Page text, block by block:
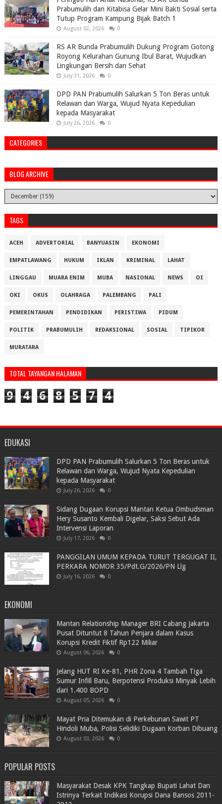
Prabumulih dan Kitabisa Gelar Mini Bakti Sosial serta
Tutup Program Kampung Bijak Batch 1
August 02, 2026 0
RS AR Bunda Prabumulih Dukung Program Gotong
Royong Kelurahan Gunung Ibul Barat, Wujudkan
Lingkungan Bersih dan Sehat
July 31, 2026 0
DPD PAN Prabumulih Salurkan 5 Ton Beras untuk
Relawan dan Warga, Wujud Nyata Kepedulian
kepada Masyarakat
July 26, 2026 0
CATEGORIES
BLOG ARCHIVE
TAGS
ACEH ADVERTORIAL BANYUASIN EKONOMI
EMPATLAWANG HUKUM IKLAN KRIMINAL LAHAT
LINGGAU MUARA ENIM MUBA NASIONAL NEWS OI
OKI OKUS OLAHRAGA PALEMBANG PALI
PEMERINTAHAN PENDIDIKAN PERISTIWA PIDUM
POLITIK PRABUMULIH REDAKSIONAL SOSIAL TIPIKOR
MURATARA
TOTAL TAYANGAN HALAMAN
9 4 6 8 5 7 4
EDUKASI
DPD PAN Prabumulih Salurkan 5 Ton Beras untuk
Relawan dan Warga, Wujud Nyata Kepedulian
kepada Masyarakat
July 26, 2026 0
Sidang Dugaan Korupsi Mantan Ketua Ombudsman
Hery Susanto Kembali Digelar, Saksi Sebut Ada
Intervensi Laporan
July 17, 2026 0
PANGGILAN UMUM KEPADA TURUT TERGUGAT II,
PERKARA NOMOR 35/Pdt.G/2026/PN Llg
July 16, 2026 0
EKONOMI
Mantan Relationship Manager BRI Cabang Jakarta
Pusat Dituntut 8 Tahun Penjara dalam Kasus
Korupsi Kredit Fiktif Rp122 Miliar
August 06, 2026 0
Jelang HUT RI Ke-81, PHR Zona 4 Tambah Tiga
Sumur Infill Baru, Berpotensi Produksi Minyak Lebih
dari 1.400 BOPD
August 05, 2026 0
Mayat Pria Ditemukan di Perkebunan Sawit PT
Hindoli Muba, Polisi Selidiki Dugaan Korban Dibuang
August 03, 2026 0
POPULAR POSTS
Masyarakat Desak KPK Tangkap Bupati Lahat Dan
Istrinya Terkait Indikasi Korupsi Dana Bansos 2011-